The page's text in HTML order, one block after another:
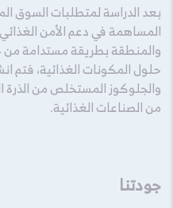
بعد الدراسة لمتطلبات السوق
المساهمة في دعم الأمن
والمنطقة بطريقة مستدامة
حلول المكونات الغذائية، فتم
والجلوكوز المستخلص من الذرة
من الصناعات الغذائية.
جودتنا